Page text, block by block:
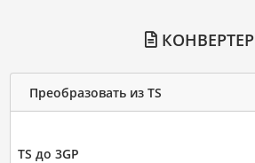
КОНВЕРТЕР
Преобразовать из TS
TS до 3GP